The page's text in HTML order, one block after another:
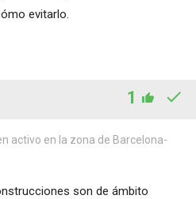
evitarlo.
1
activo en la zona de Barcelona-
son de ámbito